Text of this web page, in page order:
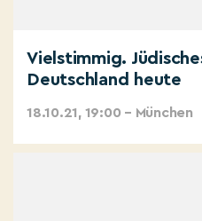
Vielstimmig.
Deutschland heute
18.10.21, 19:00 – München